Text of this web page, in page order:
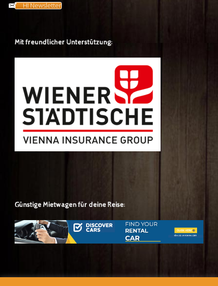
HI Newsletter
Mit freundlicher Unterstützung:
Günstige Mietwagen für deine Reise: